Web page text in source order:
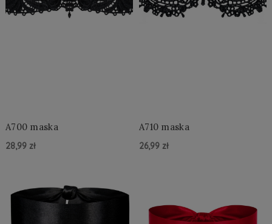
A700 maska
28,99 zł
A710 maska
26,99 zł